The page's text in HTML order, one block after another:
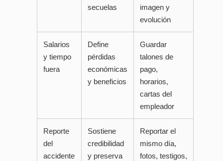
secuelas
imagen y
evolución
Salarios
y tiempo
fuera
Define
pérdidas
económicas
y beneficios
Guardar
talones de
pago,
horarios,
cartas del
empleador
Reporte
del
accidente
Sostiene
credibilidad
y preserva
Reportar el
mismo día,
fotos, testigos,